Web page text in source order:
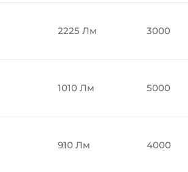
2225 Лм 3000
1010 Лм 5000
910 Лм 4000